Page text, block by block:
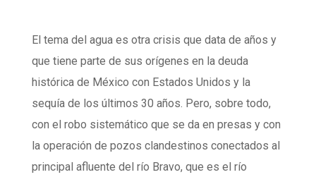
El tema del agua es otra crisis que data de años y
que tiene parte de sus orígenes en la deuda
histórica de México con Estados Unidos y la
sequía de los últimos 30 años. Pero, sobre todo,
con el robo sistemático que se da en presas y con
la operación de pozos clandestinos conectados al
principal afluente del río Bravo, que es el río